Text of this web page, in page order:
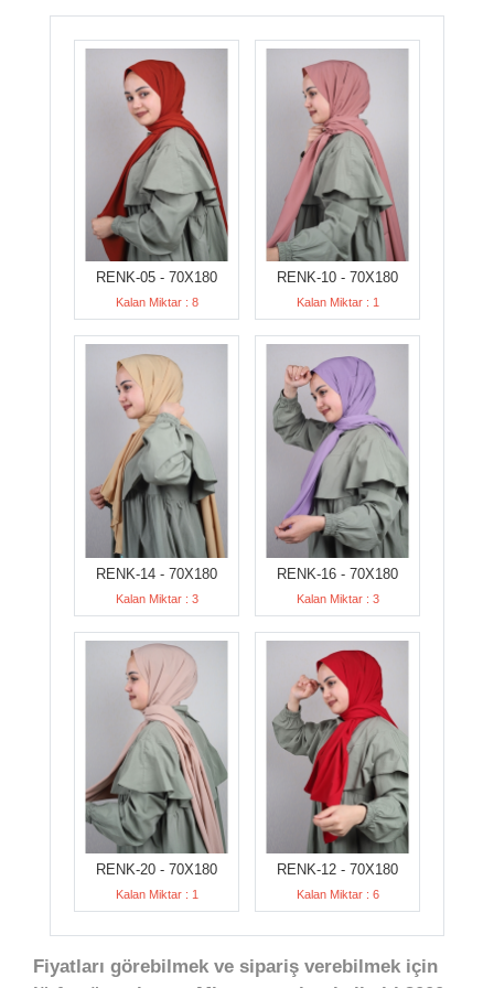
RENK-05 - 70X180
Kalan Miktar : 8
RENK-10 - 70X180
Kalan Miktar : 1
RENK-14 - 70X180
Kalan Miktar : 3
RENK-16 - 70X180
Kalan Miktar : 3
RENK-20 - 70X180
Kalan Miktar : 1
RENK-12 - 70X180
Kalan Miktar : 6
Fiyatları görebilmek ve sipariş verebilmek için